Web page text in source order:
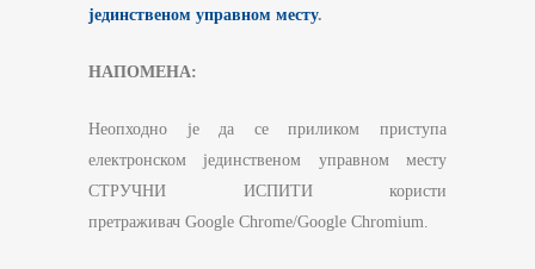
јединственом управном месту.
НАПОМЕНА:
Неопходно је да се приликом приступа
електронском јединственом управном месту
СТРУЧНИ ИСПИТИ користи
претраживач Google Chrome/Google Chromium.